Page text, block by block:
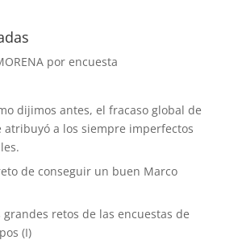
por encuesta
dijimos antes, el fracaso global de
atribuyó a los siempre imperfectos
de conseguir un buen Marco
grandes retos de las encuestas de
(I)